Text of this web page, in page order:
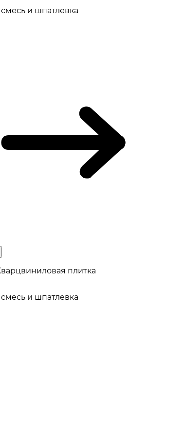
и шпатлевка
плитка
и шпатлевка